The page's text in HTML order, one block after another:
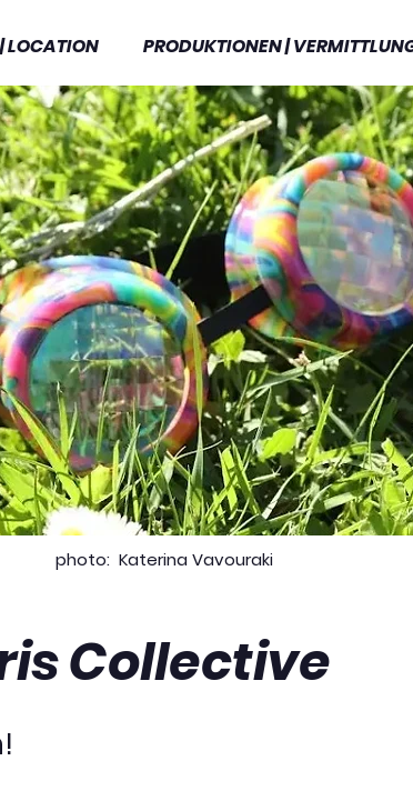
LOCATION PRODUKTIONEN |
Katerina Vavouraki
photo:
Collective